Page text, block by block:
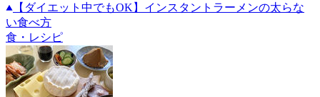
【ダイエット中でもOK】インスタントラーメンの太らな
い食べ方
食・レシピ